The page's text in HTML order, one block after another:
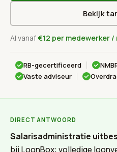
Bekijk
Al vanaf€12 per medewerker /
RB-gecertificeerd
Vaste adviseur
DIRECT ANTWOORD
Salarisadministratie
bij LoonBox: volledige